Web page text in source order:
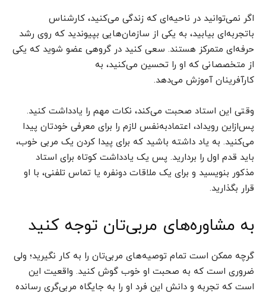
اگر نمی‌توانید در ناحیه‌ای که زندگی می‌کنید، کارشناس
باتجربه‌ای بیابید، به یکی از سازمان‌هایی بپیوندید که روی رشد
حرفه‌ای متمرکز هستند. سعی کنید در گروهی عضو شوید که یکی
از متخصصانی که او را تحسین می‌کنید، به
کارآفرینان آموزش می‌دهد.
وقتی این استاد صحبت می‌کند، نکات مهم را یادداشت کنید.
پس‌ازاین رویداد، اعتمادبه‌نفس لازم را برای معرفی خودتان پیدا
می‌کنید. به یاد داشته باشید که برای پیدا کردن یک مربی خوب،
باید قدم اول را بردارید. پس یک یادداشت کوتاه برای استاد
مذکور بنویسید و برای یک ملاقات دونفره یا تماس تلفنی، با او
قرار بگذارید.
به مشاوره‌های مربی‌تان توجه کنید
گرچه ممکن است تمام توصیه‌های مربی‌تان را به کار نگیرید؛ ولی
ضروری است که به صحبت او خوب گوش کنید. واقعیت این
است که تجربه و دانش این فرد او را به جایگاه مربی‌گری رسانده